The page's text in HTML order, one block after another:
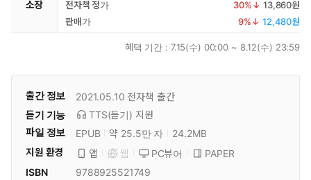
소장
전자책 정가
30%↓ 13,860원
판매가
9%↓ 12,480원
혜택 기간 : 7.15(수) 00:00 ~ 8.12(수) 23:59
출간 정보 2021.05.10 전자책 출간
듣기 기능
TTS(듣기) 지원
파일 정보
EPUB 약 25.5만 자
24.2MB
지원 환경
앱 웹 PC뷰어
PAPER
ISBN
9788925521749